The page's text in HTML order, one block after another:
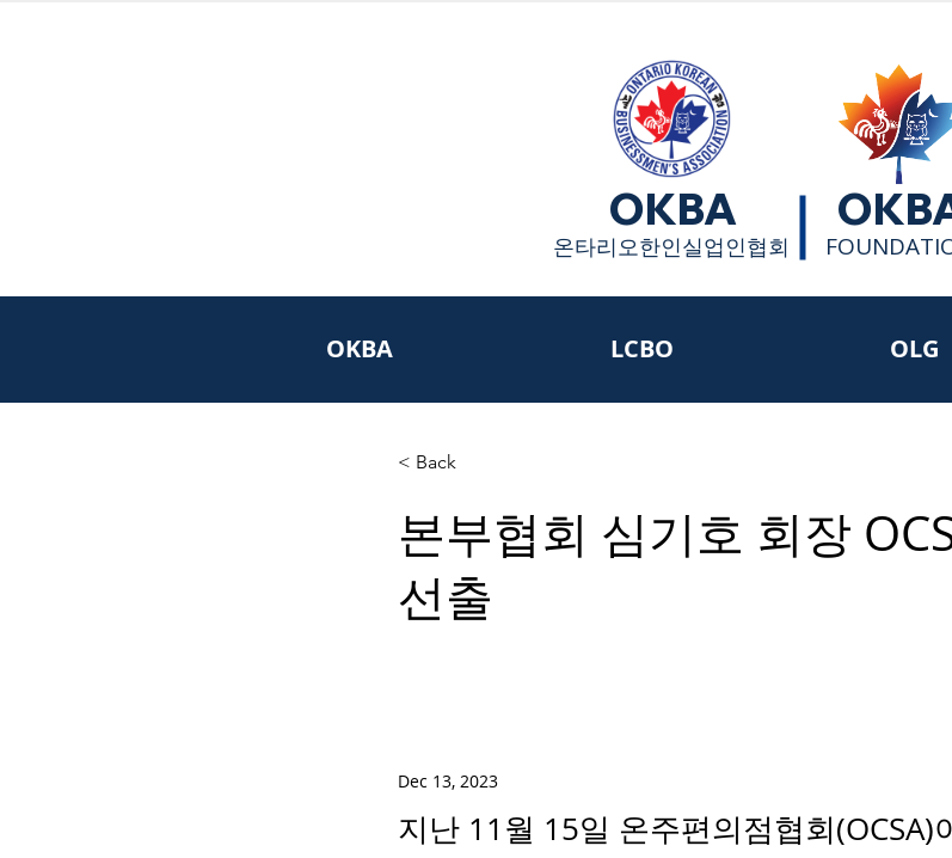
OKBA
​온타리오한인실업인협회
OKBA LCBO OLG
< Back
본부협회 심기호 회장
선출
Dec 13, 2023
지난 11월 15일 온주편의점협회(OCSA)